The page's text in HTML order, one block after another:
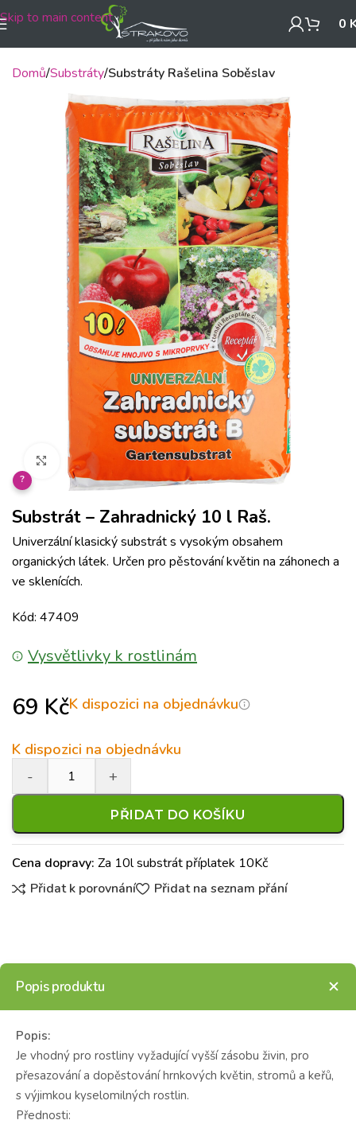
Skip to main content 0
Domů Substráty Substráty Rašelina Soběslav
Klikněte pro zvětšení
?
Substrát – Zahradnický 10 l Raš.
Univerzální klasický substrát s vysokým obsahem
organických látek. Určen pro pěstování květin na záhonech a
ve sklenících.
Kód: 47409
Vysvětlivky k rostlinám
69 KčK dispozici na objednávku
K dispozici na objednávku
PŘIDAT DO KOŠÍKU
Cena dopravy: Za 10l substrát příplatek 10Kč
Přidat k porovnání
Přidat na seznam přání
Popis produktu
Popis:
Je vhodný pro rostliny vyžadující vyšší zásobu živin, pro
přesazování a dopěstování hrnkových květin, stromů a keřů,
s výjimkou kyselomilných rostlin.
Přednosti: